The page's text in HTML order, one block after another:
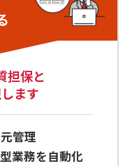
担保と
ます
管理
業務を自動化